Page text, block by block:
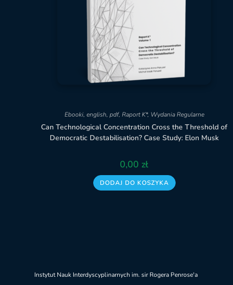
Ebooki, english, pdf, Raport K*, Wydania Regularne
Can Technological Concentration Cross the Threshold of
Democratic Destabilisation? Case Study: Elon Musk
0,00 zł
DODAJ DO KOSZYKA
Instytut Nauk Interdyscyplinarnych im. sir Rogera Penrose'a